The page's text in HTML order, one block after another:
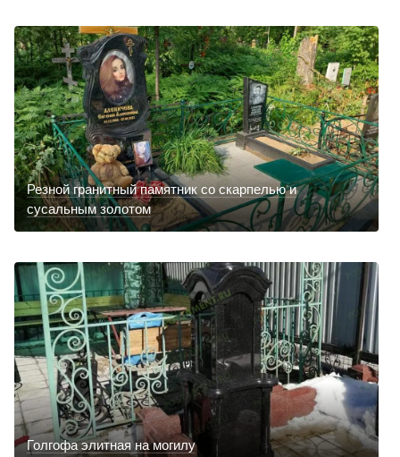
Резной гранитный памятник со скарпелью и
сусальным золотом
Голгофа элитная на могилу